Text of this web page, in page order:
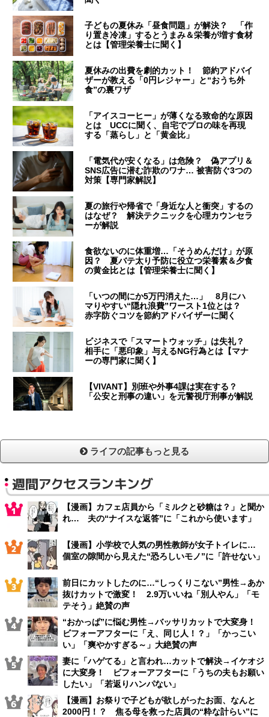
子どもの夏休み「昼食問題」が解決？ 「作
り置き冷凍」するとうまみ＆栄養が増す食材
とは【管理栄養士に聞く】
夏休みの出費を劇的カット！ 節約アドバイ
ザーが教える「0円レジャー」と“おうち外
食”の裏ワザ
「アイスコーヒー」が薄くなる致命的な原因
とは UCCに聞く、自宅でプロの味を再現
する「蒸らし」と「黄金比」
「電気代が安くなる」は危険？ 偽アプリ＆
SNS広告に潜む詐欺のワナ… 被害防ぐ3つの
対策【専門家解説】
夏の旅行や帰省で「身近な人と衝突」するの
はなぜ？ 解決テクニックを心理カウンセラ
ーが解説
食欲ないのに体重増…「そうめんだけ」が原
因？ 夏バテ太り予防に役立つ栄養素＆夕食
の黄金比とは【管理栄養士に聞く】
「いつの間にか5万円消えた…」 8月にハ
マりやすい“隠れ浪費”ワースト1位とは？
赤字防ぐコツを節約アドバイザーに聞く
ビジネスで「スマートウォッチ」は失礼？
相手に「悪印象」与えるNG行為とは【マナ
ーの専門家に聞く】
【VIVANT】別班や外事4課は実在する？
「公安と刑事の違い」を元警視庁刑事が解説
ライフの記事もっと見る
週間アクセスランキング
【漫画】カフェ店員から「ミルクと砂糖は？」と聞か
れ… 夫の“ナイスな返答”に「これから使います」
【漫画】小学校で人気の男性教師が女子トイレに…
個室の隙間から見えた“恐ろしいモノ”に「許せない」
前日にカットしたのに…“しっくりこない”男性→あか
抜けカットで激変！ 2.9万いいね「別人やん」「モ
テそう」絶賛の声
“おかっぱ”に悩む男性→バッサリカットで大変身！
ビフォーアフターに「え、同じ人！？」「かっこい
い」「爽やかすぎる～」大絶賛の声
妻に「ハゲてる」と言われ…カットで解決→イケオジ
に大変身！ ビフォーアフターに「うちの夫もお願い
したい」「若返りハンパない」
【漫画】お祭りで子どもが欲しがったお面、なんと
2000円！？ 焦る母を救った店員の“粋な計らい”に